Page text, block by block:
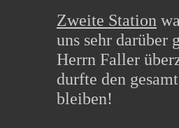
Zweite Station
uns sehr darüber
Herrn Faller
durfte den
bleiben!